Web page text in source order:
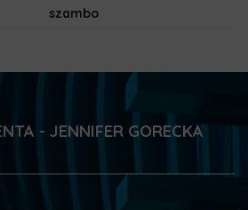
szambo
- JENNIFER GORECKA